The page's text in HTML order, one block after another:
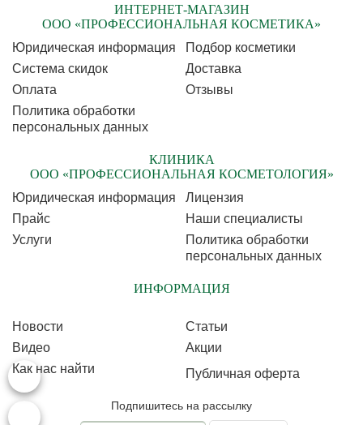
ИНТЕРНЕТ-МАГАЗИН
ООО «ПРОФЕССИОНАЛЬНАЯ КОСМЕТИКА»
Юридическая информация
Подбор косметики
Cистема скидок
Доставка
Оплата
Отзывы
Политика обработки
персональных данных
КЛИНИКА
ООО «ПРОФЕССИОНАЛЬНАЯ КОСМЕТОЛОГИЯ»
Юридическая информация
Лицензия
Прайс
Наши специалисты
Услуги
Политика обработки
персональных данных
ИНФОРМАЦИЯ
Новости
Статьи
Видео
Акции
Как нас найти
Публичная оферта
Подпишитесь на рассылку